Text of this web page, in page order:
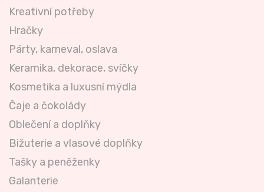
Kreativní potřeby
Hračky
Párty, karneval, oslava
Keramika, dekorace, svíčky
Kosmetika a luxusní mýdla
Čaje a čokolády
Oblečení a doplňky
Bižuterie a vlasové doplňky
Tašky a peněženky
Galanterie